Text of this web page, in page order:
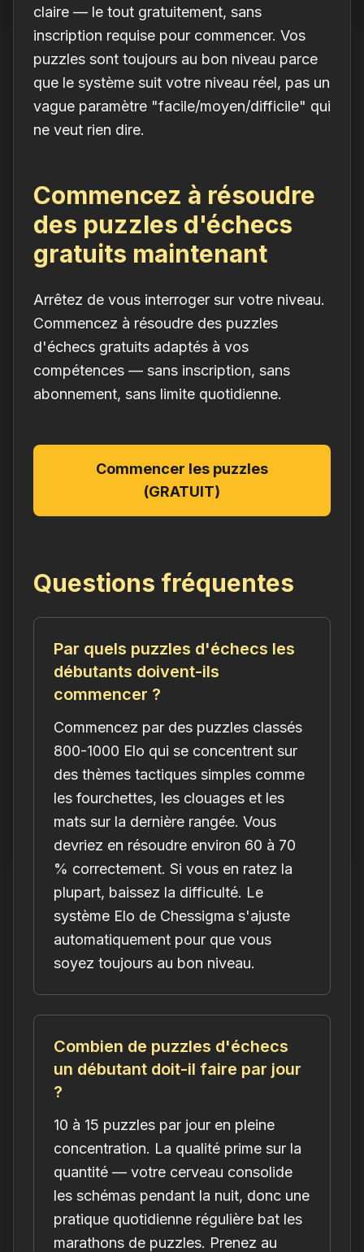
claire — le tout gratuitement, sans
inscription requise pour commencer. Vos
puzzles sont toujours au bon niveau parce
que le système suit votre niveau réel, pas un
vague paramètre "facile/moyen/difficile" qui
ne veut rien dire.
Commencez à résoudre
des puzzles d'échecs
gratuits maintenant
Arrêtez de vous interroger sur votre niveau.
Commencez à résoudre des puzzles
d'échecs gratuits adaptés à vos
compétences — sans inscription, sans
abonnement, sans limite quotidienne.
Commencer les puzzles
(GRATUIT)
Questions fréquentes
Par quels puzzles d'échecs les
débutants doivent-ils
commencer ?
Commencez par des puzzles classés
800-1000 Elo qui se concentrent sur
des thèmes tactiques simples comme
les fourchettes, les clouages et les
mats sur la dernière rangée. Vous
devriez en résoudre environ 60 à 70
% correctement. Si vous en ratez la
plupart, baissez la difficulté. Le
système Elo de Chessigma s'ajuste
automatiquement pour que vous
soyez toujours au bon niveau.
Combien de puzzles d'échecs
un débutant doit-il faire par jour
?
10 à 15 puzzles par jour en pleine
concentration. La qualité prime sur la
quantité — votre cerveau consolide
les schémas pendant la nuit, donc une
pratique quotidienne régulière bat les
marathons de puzzles. Prenez au